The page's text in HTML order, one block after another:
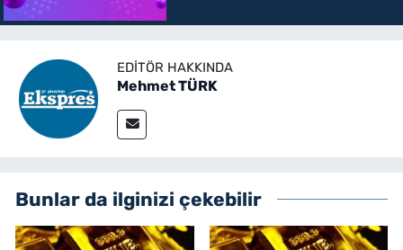
EDITÖR HAKKINDA
Mehmet TÜRK
Bunlar da ilginizi çekebilir